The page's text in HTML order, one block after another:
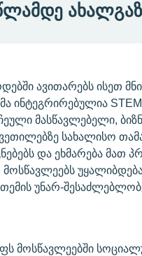
ავითარებს ისეთ
ინტეგრირებულია
მასწავლებელი,
სახალისო
და ეხმარება
უნარ-
მოსწავლეებში